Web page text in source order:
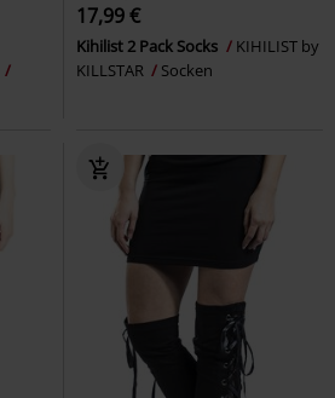
17,99 €
Kihilist 2 Pack Socks
KIHILIST by
KILLSTAR
Socken